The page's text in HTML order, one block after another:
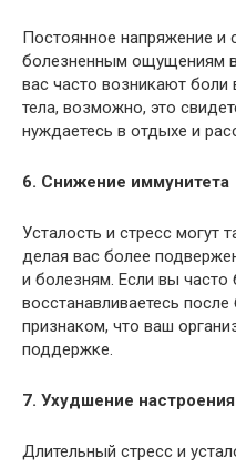
Постоянное напряжение и
болезненным ощущениям
вас часто возникают боли
тела, возможно, это
нуждаетесь в отдыхе и
6. Снижение иммунитета
Усталость и стресс могут
делая вас более
и болезням. Если вы часто
восстанавливаетесь
признаком, что ваш
поддержке.
7. Ухудшение
Длительный стресс и